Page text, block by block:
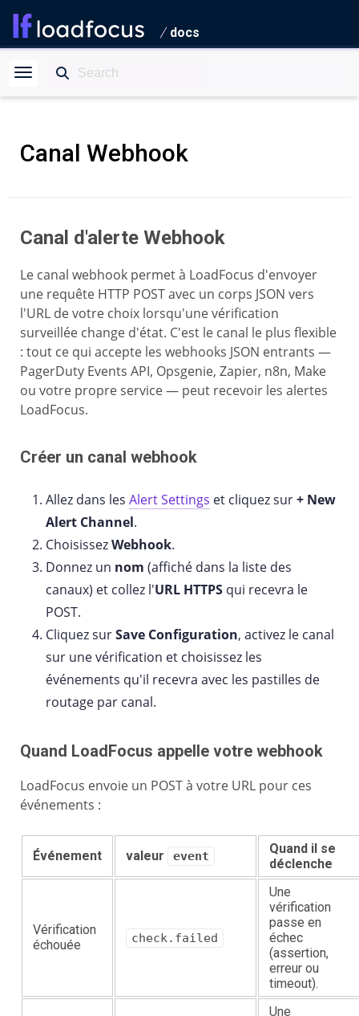
docs
Canal Webhook
Canal d'alerte Webhook
Le canal webhook permet à LoadFocus d'envoyer
une requête HTTP POST avec un corps JSON vers
l'URL de votre choix lorsqu'une vérification
surveillée change d'état. C'est le canal le plus flexible
: tout ce qui accepte les webhooks JSON entrants —
PagerDuty Events API, Opsgenie, Zapier, n8n, Make
ou votre propre service — peut recevoir les alertes
LoadFocus.
Créer un canal webhook
Allez dans les Alert Settings et cliquez sur+ New
Alert Channel.
ChoisissezWebhook.
Donnez un nom (affiché dans la liste des
canaux) et collez l'URL HTTPS qui recevra le
POST.
Cliquez surSave Configuration, activez le canal
sur une vérification et choisissez les
événements qu'il recevra avec les pastilles de
routage par canal.
Quand LoadFocus appelle votre webhook
LoadFocus envoie un POST à votre URL pour ces
événements :
Événement valeur event
Quand il se
déclenche
Vérification
échouée
check.failed
Une
vérification
passe en
échec
(assertion,
erreur ou
timeout).
Une